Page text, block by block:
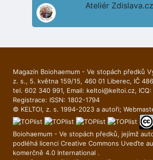
Ateliér Zdislava.cz
Magazín Boiohaemum - Ve stopách předků
z. s., 5. května 159/15, 460 01 Liberec, IČ
tel. 602 340 991, Email: keltoi@keltoi.cz,
Registrace: ISSN: 1802-1794
© KELTOI, z. s. 1994-2023 a autoři;
Boiohaemum - Ve stopách předků, jejímž
podléhá licenci Creative Commons Uveďte
komerčně 4.0 International .